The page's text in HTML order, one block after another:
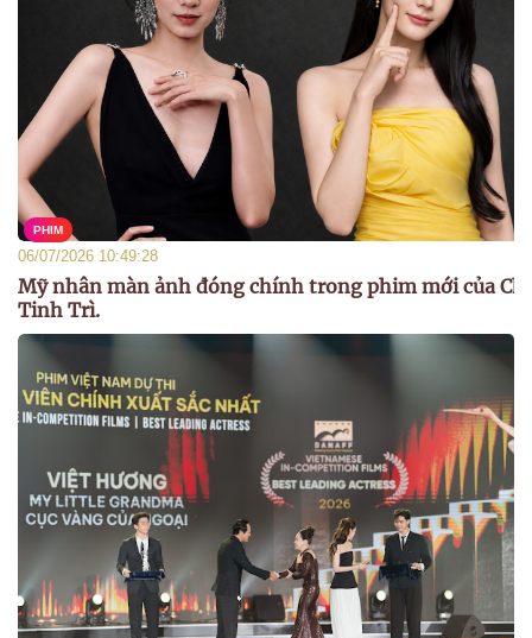
PHIM
06/07/2026 10:49:28
Mỹ nhân màn ảnh đóng chính trong phim mới của
Tinh Trì.